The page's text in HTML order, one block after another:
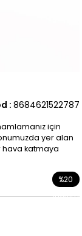
: 8684621522787
için
yer alan
hava katmaya
%20
İndirim